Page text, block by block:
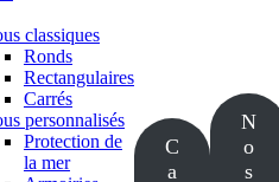
classiques
Ronds
Rectangulaires
Carrés
personnalisés
Protection de
la mer
C
a
N
o
s